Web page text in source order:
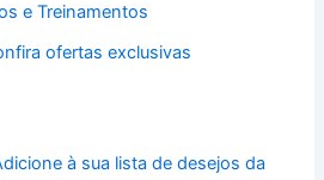
e Treinamentos
ofertas exclusivas
à sua lista de desejos da